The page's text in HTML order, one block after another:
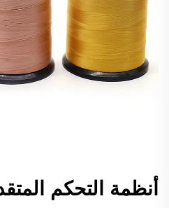
أنظمة التحكم